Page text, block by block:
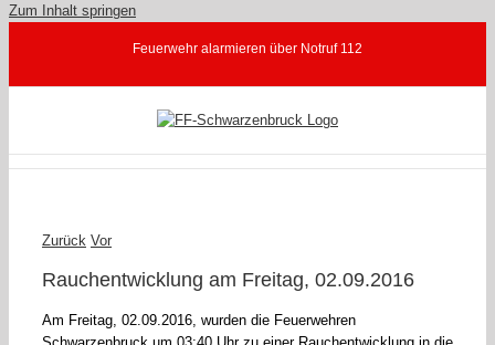
Zum Inhalt springen
Feuerwehr alarmieren über Notruf 112
Zurück Vor
Rauchentwicklung am Freitag, 02.09.2016
Am Freitag, 02.09.2016, wurden die Feuerwehren